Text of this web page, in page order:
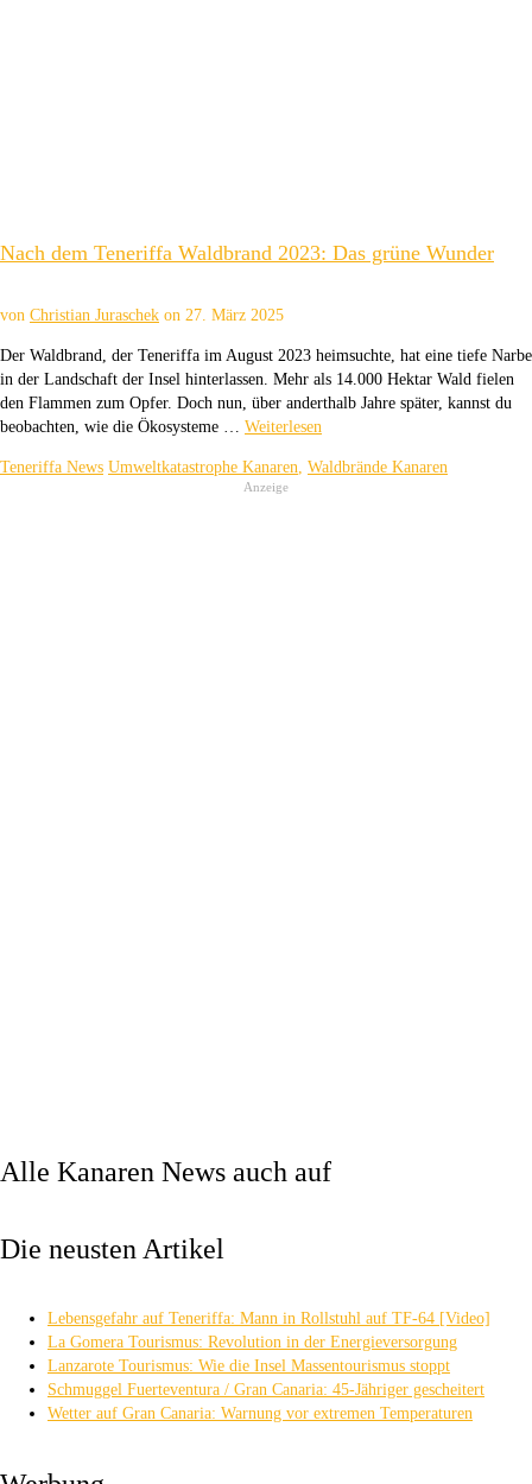
Nach dem Teneriffa Waldbrand 2023: Das grüne Wunder
von Christian Juraschek on 27. März 2025
Der Waldbrand, der Teneriffa im August 2023 heimsuchte, hat eine tiefe Narbe
in der Landschaft der Insel hinterlassen. Mehr als 14.000 Hektar Wald fielen
den Flammen zum Opfer. Doch nun, über anderthalb Jahre später, kannst du
beobachten, wie die Ökosysteme … Weiterlesen
Teneriffa News Umweltkatastrophe Kanaren Waldbrände Kanaren
Anzeige
Alle Kanaren News auch auf
Die neusten Artikel
Lebensgefahr auf Teneriffa: Mann in Rollstuhl auf TF-64 [Video]
La Gomera Tourismus: Revolution in der Energieversorgung
Lanzarote Tourismus: Wie die Insel Massentourismus stoppt
Schmuggel Fuerteventura / Gran Canaria: 45-Jähriger gescheitert
Wetter auf Gran Canaria: Warnung vor extremen Temperaturen